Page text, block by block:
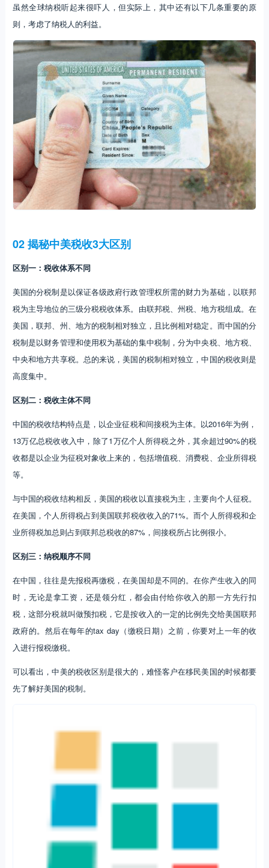
虽然全球纳税听起来很吓人，但实际上，其中还有以下几条重要的原
则，考虑了纳税人的利益。
02 揭秘中美税收3大区别
区别一：税收体系不同
美国的分税制是以保证各级政府行政管理权所需的财力为基础，以联邦
税为主导地位的三级分税税收体系。由联邦税、州税、地方税组成。在
美国，联邦、州、地方的税制相对独立，且比例相对稳定。而中国的分
税制是以财务管理和使用权为基础的集中税制，分为中央税、地方税、
中央和地方共享税。总的来说，美国的税制相对独立，中国的税收则是
高度集中。
区别二：税收主体不同
中国的税收结构特点是，以企业征税和间接税为主体。以2016年为例，
13万亿总税收收入中，除了1万亿个人所得税之外，其余超过90%的税
收都是以企业为征税对象收上来的，包括增值税、消费税、企业所得税
等。
与中国的税收结构相反，美国的税收以直接税为主，主要向个人征税。
在美国，个人所得税占到美国联邦税收收入的71%。而个人所得税和企
业所得税加总则占到联邦总税收的87%，间接税所占比例很小。
区别三：纳税顺序不同
在中国，往往是先报税再缴税，在美国却是不同的。在你产生收入的同
时，无论是拿工资，还是领分红，都会由付给你收入的那一方先行扣
税，这部分税就叫做预扣税，它是按收入的一定的比例先交给美国联邦
政府的。然后在每年的tax day（缴税日期）之前，你要对上一年的收
入进行报税缴税。
可以看出，中美的税收区别是很大的，难怪客户在移民美国的时候都要
先了解好美国的税制。